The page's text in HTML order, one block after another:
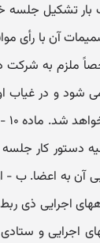
بار تشکیل جلسه
ملزم به شرکت
شود و در غیاب او
دستور کار
آن به اعضا. ب